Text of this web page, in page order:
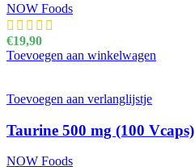
NOW Foods
€19,90
Toevoegen aan winkelwagen
Toevoegen aan verlanglijstje
Taurine 500 mg (100 Vcaps)
NOW Foods